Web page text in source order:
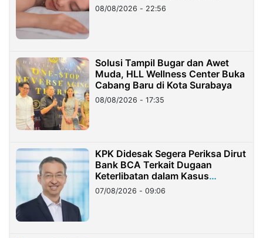
08/08/2026 - 22:56
Solusi Tampil Bugar dan Awet
Muda, HLL Wellness Center Buka
Cabang Baru di Kota Surabaya
08/08/2026 - 17:35
KPK Didesak Segera Periksa Dirut
Bank BCA Terkait Dugaan
Keterlibatan dalam Kasus
Hilangnya Dana Nasabah Rp2,58
Miliar
07/08/2026 - 09:06